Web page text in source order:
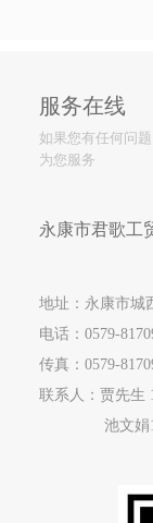
服务在线
如果您有任何问
为您服务
永康市君歌工
地址：永康市城
电话： 0579-
传真：0579-
联系人：贾先生
池文娟